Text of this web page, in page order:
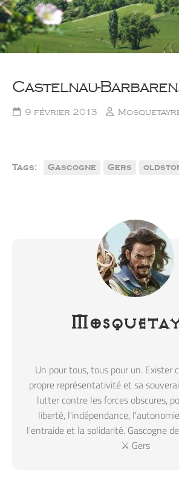
Castelnau-
9 février 2013
Tags: Gascogne Gers
Un pour tous, tous pour un. Exister
propre représentativité et sa
lutter contre les forces obscures,
liberté, l'indépendance,
l'entraide et la solidarité. Gascogne
⚔️ Gers